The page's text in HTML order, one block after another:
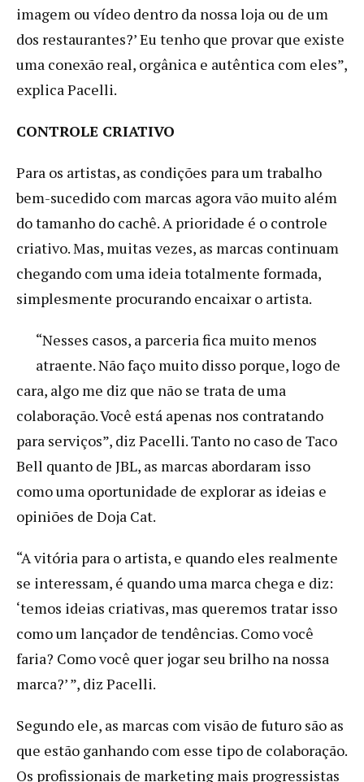
imagem ou vídeo dentro da nossa loja ou de um
dos restaurantes?’ Eu tenho que provar que existe
uma conexão real, orgânica e autêntica com eles”,
explica Pacelli.
CONTROLE CRIATIVO
Para os artistas, as condições para um trabalho
bem-sucedido com marcas agora vão muito além
do tamanho do cachê. A prioridade é o controle
criativo. Mas, muitas vezes, as marcas continuam
chegando com uma ideia totalmente formada,
simplesmente procurando encaixar o artista.
“Nesses casos, a parceria fica muito menos
atraente. Não faço muito disso porque, logo de
cara, algo me diz que não se trata de uma
colaboração. Você está apenas nos contratando
para serviços”, diz Pacelli. Tanto no caso de Taco
Bell quanto de JBL, as marcas abordaram isso
como uma oportunidade de explorar as ideias e
opiniões de Doja Cat.
“A vitória para o artista, e quando eles realmente
se interessam, é quando uma marca chega e diz:
‘temos ideias criativas, mas queremos tratar isso
como um lançador de tendências. Como você
faria? Como você quer jogar seu brilho na nossa
marca?’ ”, diz Pacelli.
Segundo ele, as marcas com visão de futuro são as
que estão ganhando com esse tipo de colaboração.
Os profissionais de marketing mais progressistas